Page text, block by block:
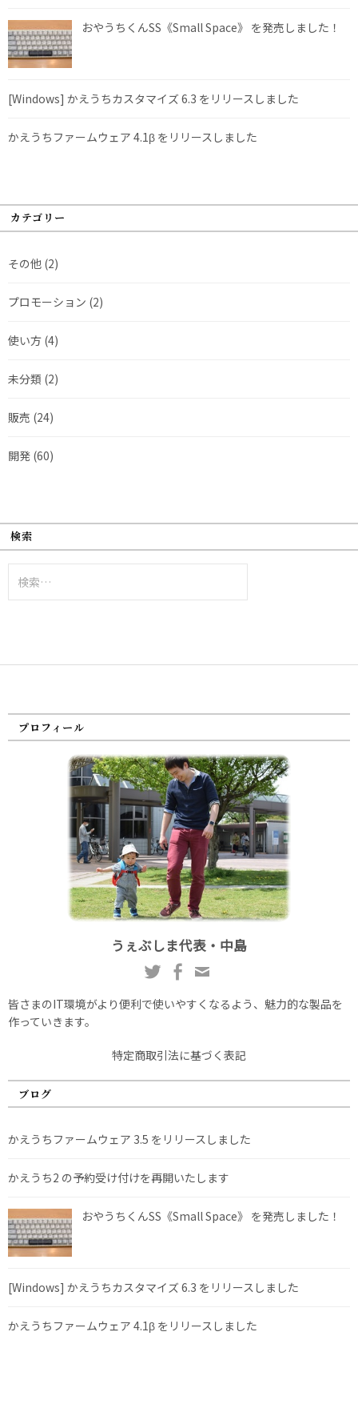
おやうちくんSS《Small Space》 を発売しました！
[Windows] かえうちカスタマイズ 6.3 をリリースしました
かえうちファームウェア 4.1β をリリースしました
カテゴリー
その他 (2)
プロモーション (2)
使い方 (4)
未分類 (2)
販売 (24)
開発 (60)
検索
索:
プロフィール
うぇぶしま代表・中島
皆さまのIT環境がより便利で使いやすくなるよう、魅力的な製品を
作っていきます。
特定商取引法に基づく表記
ブログ
かえうちファームウェア 3.5 をリリースしました
かえうち2 の予約受け付けを再開いたします
おやうちくんSS《Small Space》 を発売しました！
[Windows] かえうちカスタマイズ 6.3 をリリースしました
かえうちファームウェア 4.1β をリリースしました